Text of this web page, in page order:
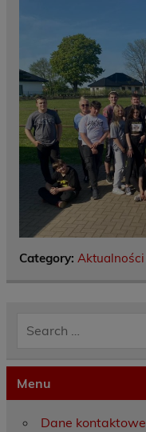
Category: Aktualności
Menu
Dane kontaktowe